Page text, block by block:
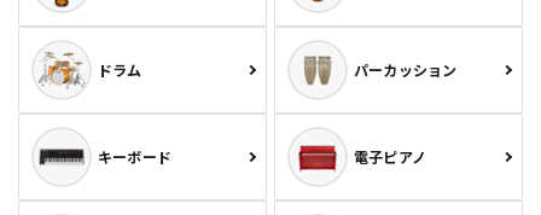
ドラム パーカッション
キーボード 電子ピアノ